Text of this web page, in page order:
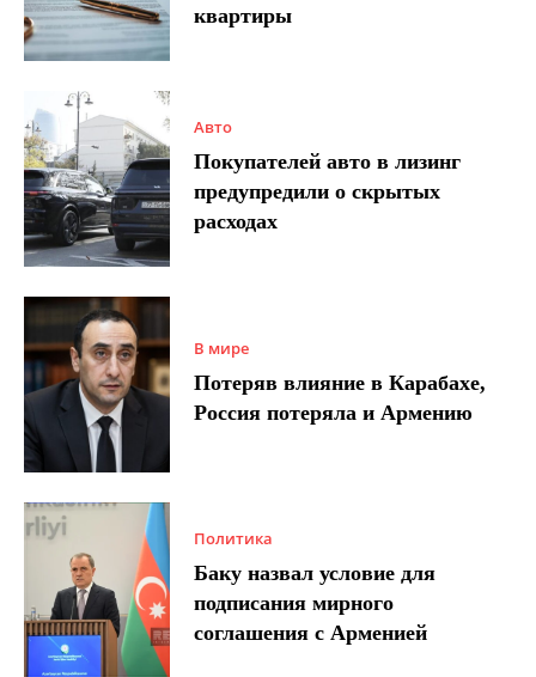
квартиры
Авто
Покупателей авто в лизинг
предупредили о скрытых
расходах
В мире
Потеряв влияние в Карабахе,
Россия потеряла и Армению
Политика
Баку назвал условие для
подписания мирного
соглашения с Арменией